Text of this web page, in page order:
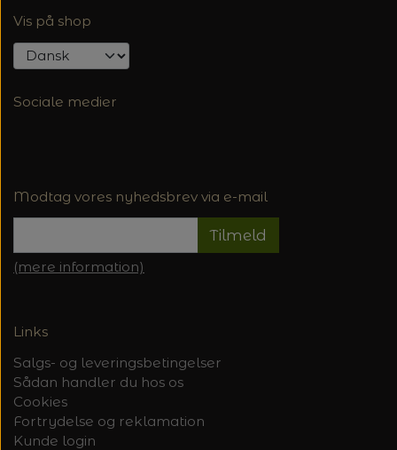
Vis på shop
Sociale medier
Modtag vores nyhedsbrev via e-mail
Tilmeld
(mere information)
Links
Salgs- og leveringsbetingelser
Sådan handler du hos os
Cookies
Fortrydelse og reklamation
Kunde login